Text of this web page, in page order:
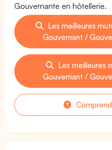
Gouvernante en hôtellerie.
Les meilleures
Gouvernant /
Les meilleures
Gouvernant /